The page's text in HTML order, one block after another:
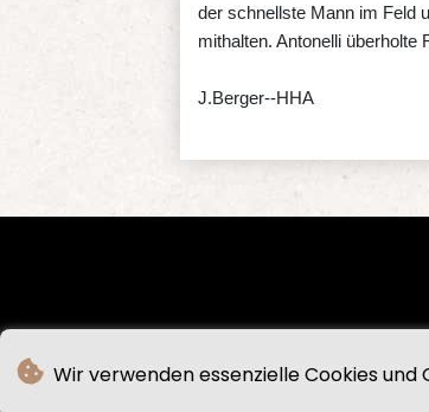
Wir verwenden essenzielle Cookies
der schnellste Mann im Feld
mithalten. Antonelli
J.Berger--HHA